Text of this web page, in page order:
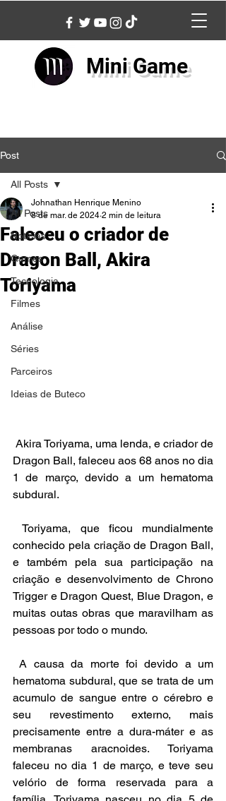
Mini Game
Post
All Posts
Notícias
Games
Tecnologia
Filmes
Análise
Séries
Parceiros
Ideias de Buteco
All Posts
Faleceu o criador de
Dragon Ball, Akira
Toriyama
Johnathan Henrique Menino
8 de mar. de 2024 2 min de leitura
Dragon Ball, faleceu aos 68 anos no dia
1 de março, devido a um hematoma
subdural.
Toriyama, que ficou mundialmente
conhecido pela criação de Dragon Ball,
e também pela sua participação na
criação e desenvolvimento de Chrono
Trigger e Dragon Quest, Blue Dragon, e
muitas outas obras que maravilham as
pessoas por todo o mundo.
A causa da morte foi devido a um
hematoma subdural, que se trata de um
acumulo de sangue entre o cérebro e
seu revestimento externo, mais
precisamente entre a dura-máter e as
membranas aracnoides. Toriyama
faleceu no dia 1 de março, e teve seu
velório de forma reservada para a